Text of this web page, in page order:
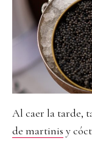
Al caer la tarde,
de martinis y